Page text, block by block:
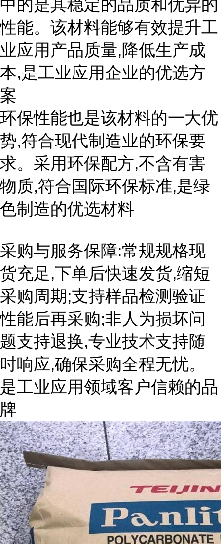
中的是其稳定的品质和优异的
性能。该材料能够有效提升工
业应用产品质量,降低生产成
本,是工业应用企业的优选方
案
环保性能也是该材料的一大优
势,符合现代制造业的环保要
求。采用环保配方,不含有害
物质,符合国际环保标准,是绿
色制造的优选材料
采购与服务保障:常规规格现
货充足,下单后快速发货,缩短
采购周期;支持样品检测验证
性能后再采购;非人为损坏问
题支持退换,专业技术支持随
时响应,确保采购全程无忧。
是工业应用领域客户信赖的品
牌